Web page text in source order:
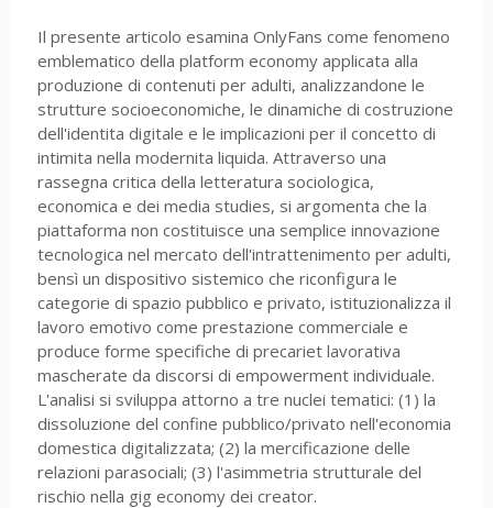
Il presente articolo esamina OnlyFans come fenomeno
emblematico della platform economy applicata alla
produzione di contenuti per adulti, analizzandone le
strutture socioeconomiche, le dinamiche di costruzione
dell'identita digitale e le implicazioni per il concetto di
intimita nella modernita liquida. Attraverso una
rassegna critica della letteratura sociologica,
economica e dei media studies, si argomenta che la
piattaforma non costituisce una semplice innovazione
tecnologica nel mercato dell'intrattenimento per adulti,
bensì un dispositivo sistemico che riconfigura le
categorie di spazio pubblico e privato, istituzionalizza il
lavoro emotivo come prestazione commerciale e
produce forme specifiche di precariet lavorativa
mascherate da discorsi di empowerment individuale.
L'analisi si sviluppa attorno a tre nuclei tematici: (1) la
dissoluzione del confine pubblico/privato nell'economia
domestica digitalizzata; (2) la mercificazione delle
relazioni parasociali; (3) l'asimmetria strutturale del
rischio nella gig economy dei creator.